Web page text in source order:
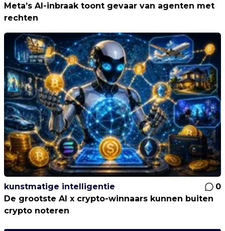
Meta’s AI-inbraak toont gevaar van agenten met
rechten
kunstmatige intelligentie
0
De grootste AI x crypto-winnaars kunnen buiten
crypto noteren